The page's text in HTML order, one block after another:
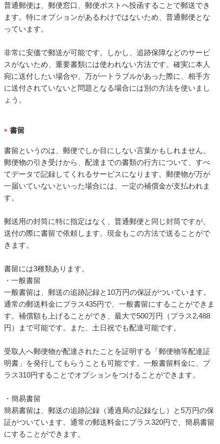
普通郵便は、郵便窓口、郵便ポストへ投函することで郵送でき
ます。特にオプションがあるわけではないため、普通郵便とな
っています。
非常に安価で郵送が可能です。しかし、追跡保障などのサービ
スがないため、重要書類には使われない方法です。確実に本人
宛に送付したい場合や、万が一トラブルがあった際に、相手方
に送付されていないと問題となる場合には別の方法を使いまし
ょう。
■ 書留
書留というのは、郵便でしか目にしない言葉かもしれません。
郵便物の引き受けから、配達までの書類の行方について、すべ
てデータで記録してくれるサービスになります。郵便物が万が
一届いていないといった場合には、一定の補償金が支払われま
す。
郵送用の封筒に特に指定はなく、普通郵便と同じ封筒ですが、
送付の際に書留で依頼します。現金もこの方法で送ることがで
きます。
書留には3種類あります。
・一般書留
一般書留は、郵送の追跡記録と10万円の保証がついています。
通常の郵送料金にプラス435円で、一般書留にすることができま
す。補償額も上げることができ、最大で500万円（プラス2,488
円）まで可能です。また、土日祝でも配達可能です。
受取人へ郵便物が配達されたことを証明する「郵便物等配達証
明書」を発行してもらうことも可能です。一般書留料金に、プ
ラス310円することでオプションをつけることができます。
・簡易書留
簡易書留は、郵送の追跡記録（通過局の記録なし）と5万円の保
証がついています。通常の郵送料金にプラス320円で、簡易書留
にすることができます。